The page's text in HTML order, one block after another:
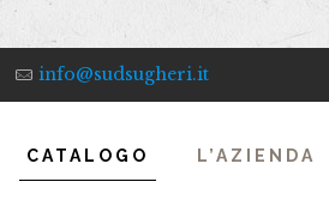
info@sudsugheri.it
CATALOGO L’AZIENDA